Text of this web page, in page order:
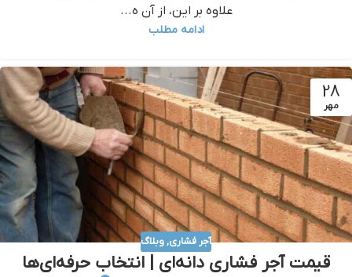
علاوه بر این، از آن ه...
ادامه مطلب
28
مهر
آجر فشاری,وبلاگ
قیمت آجر فشاری دانه‌ای | انتخاب حرفه‌ای‌ها